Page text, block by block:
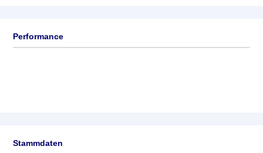
Performance
Stammdaten